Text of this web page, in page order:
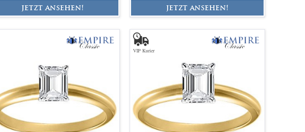
jetzt ansehen! jetzt ansehen!
VIP Kurier